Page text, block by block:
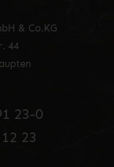
& Co.KG
44
23-0
23